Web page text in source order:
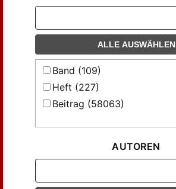
ALLE AUSWÄHLEN
Band (109)
Heft (227)
Beitrag (58063)
AUTOREN